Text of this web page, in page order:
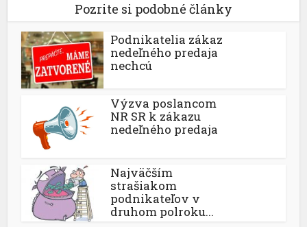
Pozrite si podobné články
Podnikatelia zákaz
nedeľného predaja
nechcú
Výzva poslancom
NR SR k zákazu
nedeľného predaja
Najväčším
strašiakom
podnikateľov v
druhom polroku...